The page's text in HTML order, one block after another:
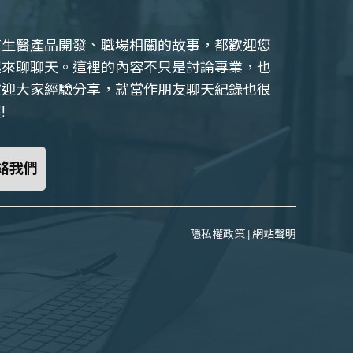
醫產品開發、職場相關的故事，都歡迎您
聊聊天。這裡的內容不只是討論專業，也
大家經驗分享，就當作朋友聊天紀錄也很
我們
隱私權政策 | 網站聲明